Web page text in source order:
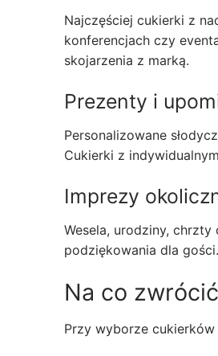
Najczęściej cukierki z
konferencjach czy
skojarzenia z marką.
Prezenty i
Personalizowane
Cukierki z
Imprezy
Wesela, urodziny,
podziękowania dla
Na co
Przy wyborze